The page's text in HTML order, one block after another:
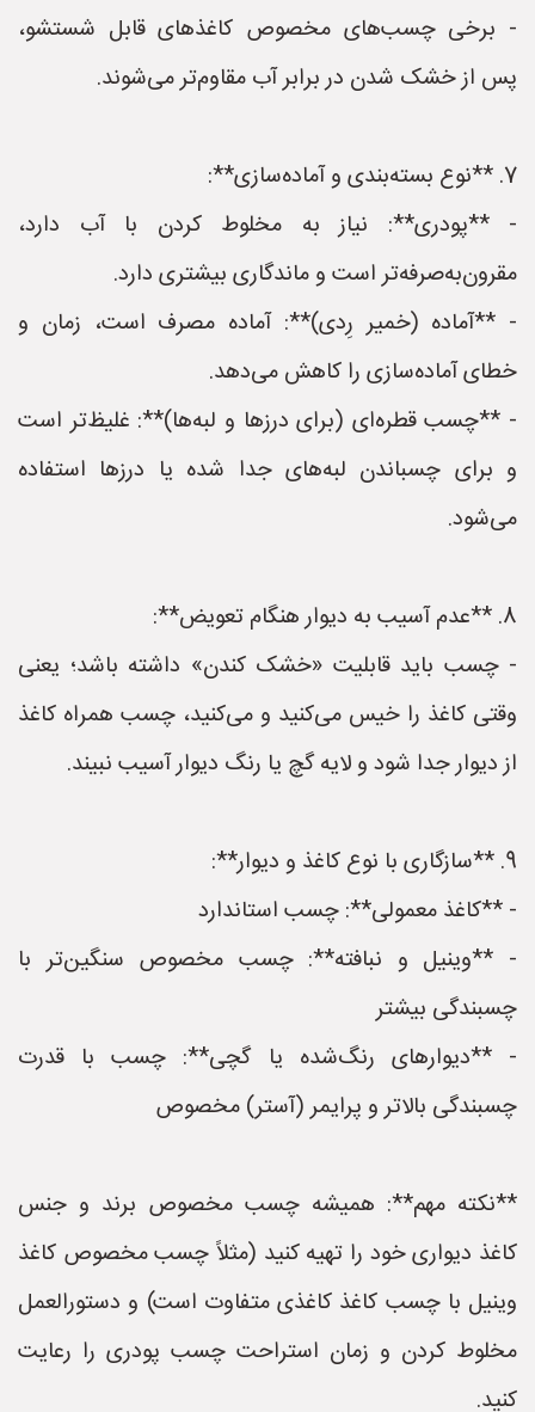
- برخی چسب‌های مخصوص کاغذهای قابل شستشو،
پس از خشک شدن در برابر آب مقاوم‌تر می‌شوند.
7. **نوع بسته‌بندی و آماده‌سازی**:
- **پودری**: نیاز به مخلوط کردن با آب دارد،
مقرون‌به‌صرفه‌تر است و ماندگاری بیشتری دارد.
- **آماده (خمیر رِدی)**: آماده مصرف است، زمان و
خطای آماده‌سازی را کاهش می‌دهد.
- **چسب قطره‌ای (برای درزها و لبه‌ها)**: غلیظ‌تر است
و برای چسباندن لبه‌های جدا شده یا درزها استفاده
می‌شود.
8. **عدم آسیب به دیوار هنگام تعویض**:
- چسب باید قابلیت «خشک کندن» داشته باشد؛ یعنی
وقتی کاغذ را خیس می‌کنید و می‌کنید، چسب همراه کاغذ
از دیوار جدا شود و لایه گچ یا رنگ دیوار آسیب نبیند.
9. **سازگاری با نوع کاغذ و دیوار**:
- **کاغذ معمولی**: چسب استاندارد
- **وینیل و نبافته**: چسب مخصوص سنگین‌تر با
چسبندگی بیشتر
- **دیوارهای رنگ‌شده یا گچی**: چسب با قدرت
چسبندگی بالاتر و پرایمر (آستر) مخصوص
**نکته مهم**: همیشه چسب مخصوص برند و جنس
کاغذ دیواری خود را تهیه کنید (مثلاً چسب مخصوص کاغذ
وینیل با چسب کاغذ کاغذی متفاوت است) و دستورالعمل
مخلوط کردن و زمان استراحت چسب پودری را رعایت
کنید.